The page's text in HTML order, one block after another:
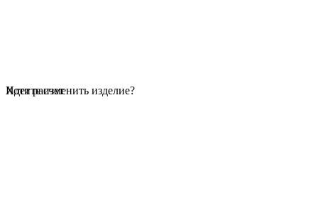
Идет расчет
Хотите изменить изделие?